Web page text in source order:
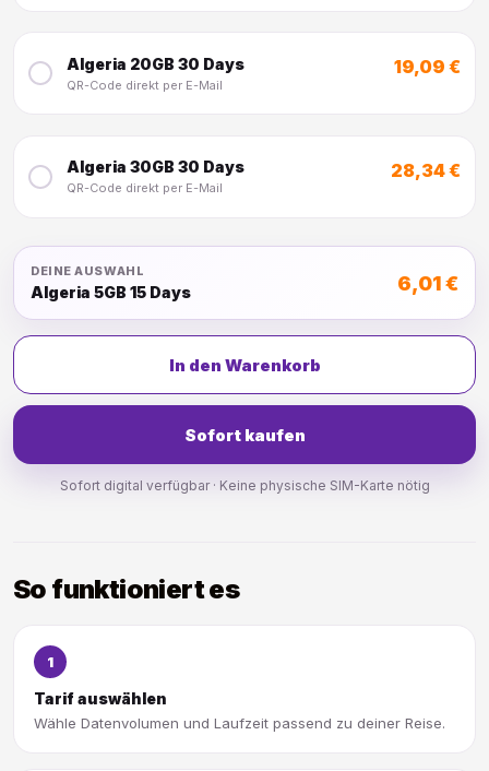
Algeria 20GB 30 Days
QR-Code direkt per E-Mail
19,09 €
Algeria 30GB 30 Days
QR-Code direkt per E-Mail
28,34 €
DEINE AUSWAHL
Algeria 5GB 15 Days 6,01 €
In den Warenkorb
Sofort kaufen
Sofort digital verfügbar · Keine physische SIM-Karte nötig
So funktioniert es
1
Tarif auswählen
Wähle Datenvolumen und Laufzeit passend zu deiner Reise.